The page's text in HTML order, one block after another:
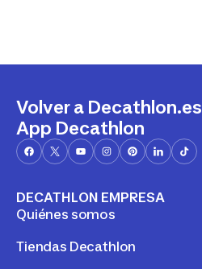
Volver a Decathlon.es
App Decathlon
DECATHLON EMPRESA
Quiénes somos
Tiendas Decathlon